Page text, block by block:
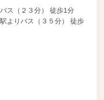
ス（２３分） 徒歩1分
よりバス（３５分） 徒歩